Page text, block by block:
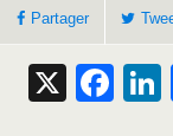
Partager
X
F